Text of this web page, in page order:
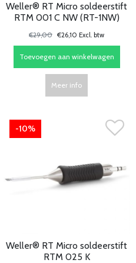
Weller® RT Micro soldeerstift
RTM 001 C NW (RT-1NW)
€29,00 €26,10 Excl. btw
Toevoegen aan winkelwagen
Meer info
-10%
Weller® RT Micro soldeerstift
RTM 025 K